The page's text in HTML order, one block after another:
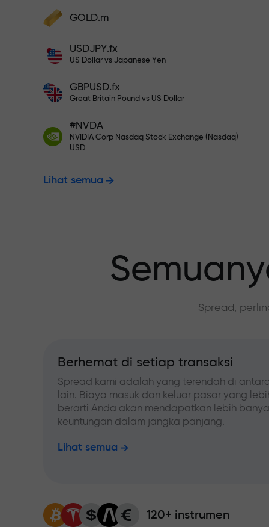
Lakukan deposit dan terima bonus 1.000
bukan salah ketik. Semakin besar
depositnya, semakin tinggi
Deposit ke akun Anda $333 —
Trading
menjamin
Bonus
GOLD.m
USDJPY.fx
US Dollar vs Japanese Yen
GBPUSD.fx
Great Britain Pound vs US Dollar
#NVDA
NVIDIA Corp Nasdaq Stock Exchange (Nasdaq)
USD
Lihat semua
Spread,
Berhemat di setiap transaksi
Spread kami adalah yang terendah di
lain. Biaya masuk dan keluar pasar yang
berarti Anda akan mendapatkan lebih
keuntungan dalam jangka panjang.
Lihat semua
120+ instrumen